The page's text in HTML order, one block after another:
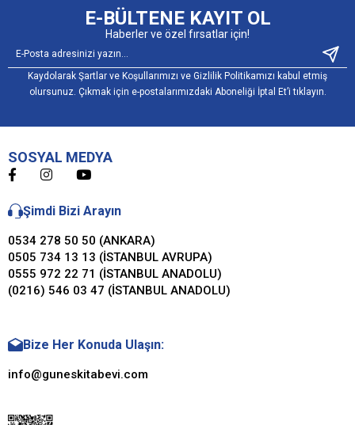
E-BÜLTENE KAYIT OL
Haberler ve özel fırsatlar için!
Kaydolarak Şartlar ve Koşullarımızı ve Gizlilik Politikamızı kabul etmiş
olursunuz. Çıkmak için e-postalarımızdaki Aboneliği İptal Et’i tıklayın.
SOSYAL MEDYA
Şimdi Bizi Arayın
0534 278 50 50 (ANKARA)
0505 734 13 13 (İSTANBUL AVRUPA)
0555 972 22 71 (İSTANBUL ANADOLU)
(0216) 546 03 47 (İSTANBUL ANADOLU)
Bize Her Konuda Ulaşın:
info@guneskitabevi.com